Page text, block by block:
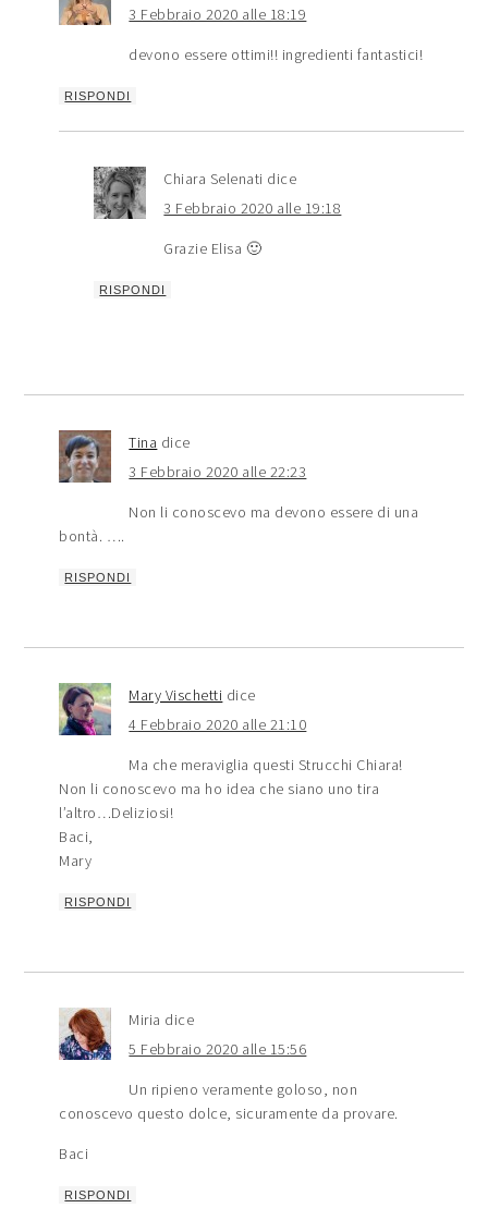
3 Febbraio 2020 alle 18:19
devono essere ottimi!! ingredienti fantastici!
RISPONDI
Chiara Selenati dice
3 Febbraio 2020 alle 19:18
Grazie Elisa 🙂
RISPONDI
Tina dice
3 Febbraio 2020 alle 22:23
Non li conoscevo ma devono essere di una
bontà. ….
RISPONDI
Mary Vischetti dice
4 Febbraio 2020 alle 21:10
Ma che meraviglia questi Strucchi Chiara!
Non li conoscevo ma ho idea che siano uno tira
l’altro…Deliziosi!
Baci,
Mary
RISPONDI
Miria dice
5 Febbraio 2020 alle 15:56
Un ripieno veramente goloso, non
conoscevo questo dolce, sicuramente da provare.
Baci
RISPONDI